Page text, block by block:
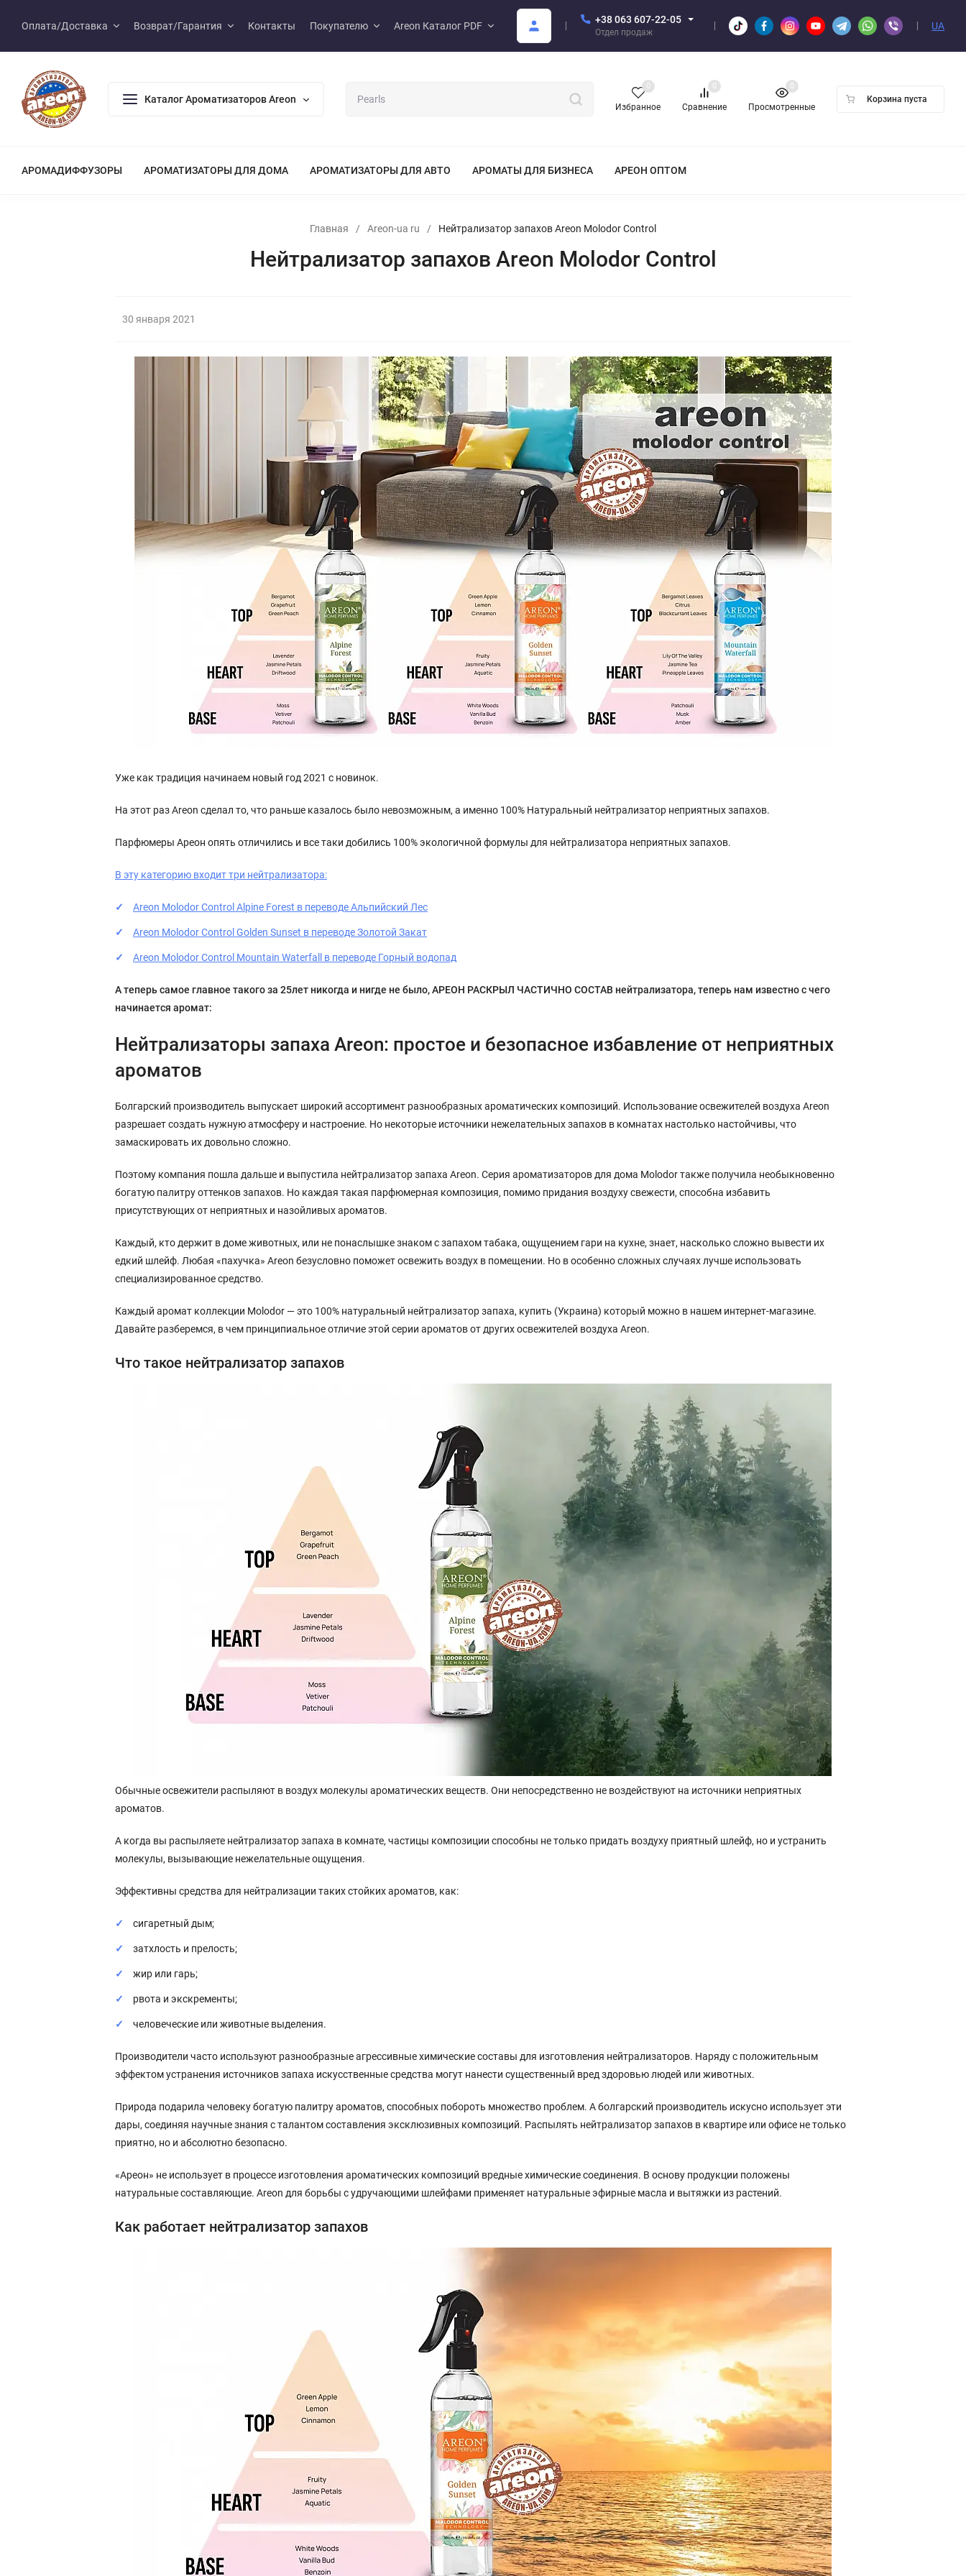
Оплата/Доставка Возврат/Гарантия Контакты Покупателю Areon Каталог PDF
+38 063 607-22-05
Отдел продаж
UA
Каталог Ароматизаторов Areon
Избранное
0
Сравнение
0
Просмотренные
0
Корзина пуста
АРОМАДИФФУЗОРЫ АРОМАТИЗАТОРЫ ДЛЯ ДОМА АРОМАТИЗАТОРЫ ДЛЯ АВТО АРОМАТЫ ДЛЯ БИЗНЕСА АРЕОН ОПТОМ
Главная / Areon-ua ru / Нейтрализатор запахов Areon Molodor Control
Нейтрализатор запахов Areon Molodor Control
30 января 2021
Уже как традиция начинаем новый год 2021 с новинок.
На этот раз Areon сделал то, что раньше казалось было невозможным, а именно 100% Натуральный нейтрализатор неприятных запахов.
Парфюмеры Ареон опять отличились и все таки добились 100% экологичной формулы для нейтрализатора неприятных запахов.
В эту категорию входит три нейтрализатора:
Areon Molodor Control Alpine Forest в переводе Альпийский Лес
Areon Molodor Control Golden Sunset в переводе Золотой Закат
Areon Molodor Control Mountain Waterfall в переводе Горный водопад
А теперь самое главное такого за 25лет никогда и нигде не было, АРЕОН РАСКРЫЛ ЧАСТИЧНО СОСТАВ нейтрализатора, теперь нам известно с чего
начинается аромат:
Нейтрализаторы запаха Areon: простое и безопасное избавление от неприятных
ароматов
Болгарский производитель выпускает широкий ассортимент разнообразных ароматических композиций. Использование освежителей воздуха Areon
разрешает создать нужную атмосферу и настроение. Но некоторые источники нежелательных запахов в комнатах настолько настойчивы, что
замаскировать их довольно сложно.
Поэтому компания пошла дальше и выпустила нейтрализатор запаха Areon. Серия ароматизаторов для дома Molodor также получила необыкновенно
богатую палитру оттенков запахов. Но каждая такая парфюмерная композиция, помимо придания воздуху свежести, способна избавить
присутствующих от неприятных и назойливых ароматов.
Каждый, кто держит в доме животных, или не понаслышке знаком с запахом табака, ощущением гари на кухне, знает, насколько сложно вывести их
едкий шлейф. Любая «пахучка» Areon безусловно поможет освежить воздух в помещении. Но в особенно сложных случаях лучше использовать
специализированное средство.
Каждый аромат коллекции Molodor — это 100% натуральный нейтрализатор запаха, купить (Украина) который можно в нашем интернет-магазине.
Давайте разберемся, в чем принципиальное отличие этой серии ароматов от других освежителей воздуха Areon.
Что такое нейтрализатор запахов
Обычные освежители распыляют в воздух молекулы ароматических веществ. Они непосредственно не воздействуют на источники неприятных
ароматов.
А когда вы распыляете нейтрализатор запаха в комнате, частицы композиции способны не только придать воздуху приятный шлейф, но и устранить
молекулы, вызывающие нежелательные ощущения.
Эффективны средства для нейтрализации таких стойких ароматов, как:
сигаретный дым;
затхлость и прелость;
жир или гарь;
рвота и экскременты;
человеческие или животные выделения.
Производители часто используют разнообразные агрессивные химические составы для изготовления нейтрализаторов. Наряду с положительным
эффектом устранения источников запаха искусственные средства могут нанести существенный вред здоровью людей или животных.
Природа подарила человеку богатую палитру ароматов, способных побороть множество проблем. А болгарский производитель искусно использует эти
дары, соединяя научные знания с талантом составления эксклюзивных композиций. Распылять нейтрализатор запахов в квартире или офисе не только
приятно, но и абсолютно безопасно.
«Ареон» не использует в процессе изготовления ароматических композиций вредные химические соединения. В основу продукции положены
натуральные составляющие. Areon для борьбы с удручающими шлейфами применяет натуральные эфирные масла и вытяжки из растений.
Как работает нейтрализатор запахов